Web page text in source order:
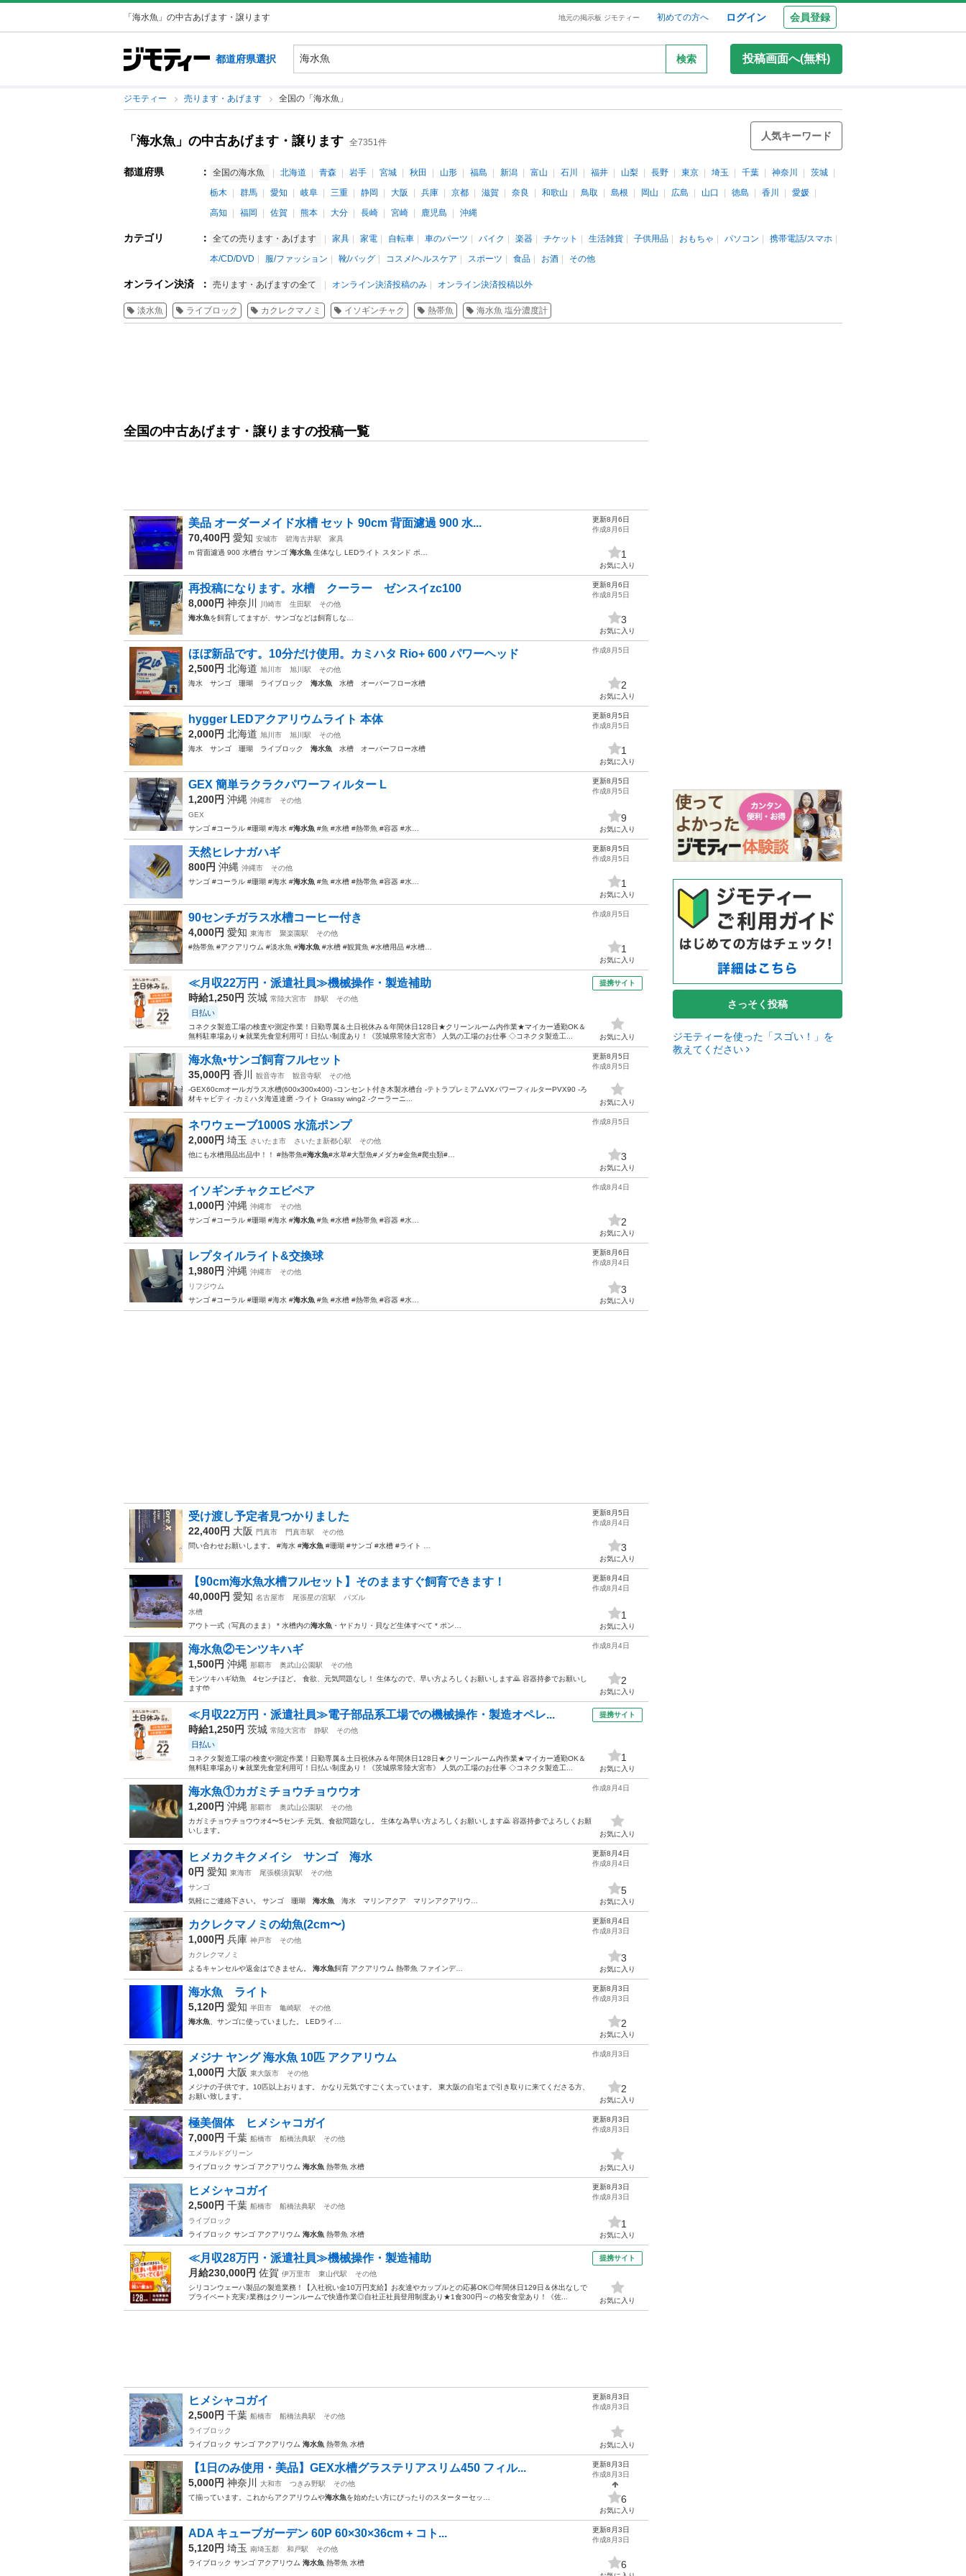
「海水魚」の中古あげます・譲ります 地元の掲示板 ジモティー 初めての方へ ログイン 会員登録
都道府県選択 検索 投稿画面へ(無料)
ジモティー 売ります・あげます 全国の「海水魚」
「海水魚」の中古あげます・譲ります 全7351件
人気キーワード
都道府県 ： 全国の海水魚 北海道 青森 岩手 宮城 秋田 山形 福島 新潟 富山 石川 福井 山梨 長野 東京 埼玉 千葉 神奈川
茨城
栃木
群馬 愛知 岐阜 三重 静岡 大阪 兵庫 京都 滋賀 奈良 和歌山 鳥取 島根 岡山 広島 山口 徳島 香川
愛媛
高知
福岡 佐賀 熊本 大分 長崎 宮崎 鹿児島 沖縄
カテゴリ ： 全ての売ります・あげます 家具 家電 自転車 車のパーツ バイク 楽器 チケット 生活雑貨 子供用品 おもちゃ パソコン
携帯電話/スマホ
本/CD/DVD
服/ファッション 靴/バッグ コスメ/ヘルスケア スポーツ 食品 お酒 その他
オンライン決済 ： 売ります・あげますの全て オンライン決済投稿のみ オンライン決済投稿以外
淡水魚 ライブロック カクレクマノミ イソギンチャク 熱帯魚 海水魚 塩分濃度計
全国の中古あげます・譲りますの投稿一覧
美品 オーダーメイド水槽 セット 90cm 背面濾過 900 水...
70,400円 愛知 安城市 碧海古井駅
家具
m 背面濾過 900 水槽台 サンゴ 海水魚 生体なし LEDライト スタンド ポ…
更新8月6日
作成8月6日
1
お気に入り
再投稿になります。水槽 クーラー ゼンスイzc100
8,000円 神奈川 川崎市 生田駅
その他
海水魚を飼育してますが、サンゴなどは飼育しな…
更新8月6日
作成8月5日
3
お気に入り
ほぼ新品です。10分だけ使用。カミハタ Rio+ 600 パワーヘッド
2,500円 北海道 旭川市 旭川駅
その他
海水 サンゴ 珊瑚 ライブロック 海水魚 水槽 オーバーフロー水槽
作成8月5日
2
お気に入り
hygger LEDアクアリウムライト 本体
2,000円 北海道 旭川市 旭川駅
その他
海水 サンゴ 珊瑚 ライブロック 海水魚 水槽 オーバーフロー水槽
更新8月5日
作成8月5日
1
お気に入り
GEX 簡単ラクラクパワーフィルター L
1,200円 沖縄 沖縄市
その他
GEX
サンゴ #コーラル #珊瑚 #海水 #海水魚 #魚 #水槽 #熱帯魚 #容器 #水…
更新8月5日
作成8月5日
9
お気に入り
天然ヒレナガハギ
800円 沖縄 沖縄市
その他
サンゴ #コーラル #珊瑚 #海水 #海水魚 #魚 #水槽 #熱帯魚 #容器 #水…
更新8月5日
作成8月5日
1
お気に入り
90センチガラス水槽コーヒー付き
4,000円 愛知 東海市 聚楽園駅
その他
#熱帯魚 #アクアリウム #淡水魚 #海水魚 #水槽 #観賞魚 #水槽用品 #水槽…
作成8月5日
1
お気に入り
≪月収22万円・派遣社員≫機械操作・製造補助
時給1,250円 茨城 常陸大宮市 静駅 その他
日払い
コネクタ製造工場の検査や測定作業！日勤専属＆土日祝休み＆年間休日128日★クリーンルーム内作業★マイカー通勤OK＆
無料駐車場あり★就業先食堂利用可！日払い制度あり！《茨城県常陸大宮市》 人気の工場のお仕事 ◇コネクタ製造工...
提携サイト
お気に入り
海水魚•サンゴ飼育フルセット
35,000円 香川 観音寺市 観音寺駅
その他
-GEX60cmオールガラス水槽(600x300x400) -コンセント付き木製水槽台 -テトラプレミアムVXパワーフィルターPVX90 -ろ
材キャビティ -カミハタ海道達磨 -ライト Grassy wing2 -クーラーニ...
更新8月5日
作成8月5日
お気に入り
ネワウェーブ1000S 水流ポンプ
2,000円 埼玉 さいたま市 さいたま新都心駅
その他
他にも水槽用品出品中！！ #熱帯魚#海水魚#水草#大型魚#メダカ#金魚#爬虫類#…
作成8月5日
3
お気に入り
イソギンチャクエビペア
1,000円 沖縄 沖縄市
その他
サンゴ #コーラル #珊瑚 #海水 #海水魚 #魚 #水槽 #熱帯魚 #容器 #水…
作成8月4日
2
お気に入り
レプタイルライト&交換球
1,980円 沖縄 沖縄市
その他
リフジウム
サンゴ #コーラル #珊瑚 #海水 #海水魚 #魚 #水槽 #熱帯魚 #容器 #水…
更新8月6日
作成8月4日
3
お気に入り
受け渡し予定者見つかりました
22,400円 大阪 門真市 門真市駅
その他
問い合わせお願いします。 #海水 #海水魚 #珊瑚 #サンゴ #水槽 #ライト …
更新8月5日
作成8月4日
3
お気に入り
【90cm海水魚水槽フルセット】そのまますぐ飼育できます！
40,000円 愛知 名古屋市 尾張星の宮駅
パズル
水槽
アウト一式（写真のまま） * 水槽内の海水魚 ・ヤドカリ・貝など生体すべて * ポン…
更新8月4日
作成8月4日
1
お気に入り
海水魚②モンツキハギ
1,500円 沖縄 那覇市 奥武山公園駅
その他
モンツキハギ幼魚 4センチほど。 食欲、元気問題なし！ 生体なので、早い方よろしくお願いします🙇 容器持参でお願いし
ます🤲
作成8月4日
2
お気に入り
≪月収22万円・派遣社員≫電子部品系工場での機械操作・製造オペレ...
時給1,250円 茨城 常陸大宮市 静駅 その他
日払い
コネクタ製造工場の検査や測定作業！日勤専属＆土日祝休み＆年間休日128日★クリーンルーム内作業★マイカー通勤OK＆
無料駐車場あり★就業先食堂利用可！日払い制度あり！《茨城県常陸大宮市》 人気の工場のお仕事 ◇コネクタ製造工...
提携サイト
1
お気に入り
海水魚①カガミチョウチョウウオ
1,200円 沖縄 那覇市 奥武山公園駅
その他
カガミチョウチョウウオ4〜5センチ 元気、食欲問題なし。 生体な為早い方よろしくお願いします🙇 容器持参でよろしくお願
いします。
作成8月4日
お気に入り
ヒメカクキクメイシ サンゴ 海水
0円 愛知 東海市 尾張横須賀駅
その他
サンゴ
気軽にご連絡下さい。 サンゴ 珊瑚 海水魚 海水 マリンアクア マリンアクアリウ…
更新8月4日
作成8月4日
5
お気に入り
カクレクマノミの幼魚(2cm〜)
1,000円 兵庫 神戸市
その他
カクレクマノミ
よるキャンセルや返金はできません。 海水魚飼育 アクアリウム 熱帯魚 ファインデ…
更新8月4日
作成8月3日
3
お気に入り
海水魚 ライト
5,120円 愛知 半田市 亀崎駅
その他
海水魚 、サンゴに使っていました。 LEDライ…
更新8月3日
作成8月3日
2
お気に入り
メジナ ヤング 海水魚 10匹 アクアリウム
1,000円 大阪 東大阪市
その他
メジナの子供です。10匹以上おります。 かなり元気ですごく太っています。 東大阪の自宅まで引き取りに来てくださる方、
お願い致します。
作成8月3日
2
お気に入り
極美個体 ヒメシャコガイ
7,000円 千葉 船橋市 船橋法典駅
その他
エメラルドグリーン
ライブロック サンゴ アクアリウム 海水魚 熱帯魚 水槽
更新8月3日
作成8月3日
お気に入り
ヒメシャコガイ
2,500円 千葉 船橋市 船橋法典駅
その他
ライブロック
ライブロック サンゴ アクアリウム 海水魚 熱帯魚 水槽
更新8月3日
作成8月3日
1
お気に入り
≪月収28万円・派遣社員≫機械操作・製造補助
月給230,000円 佐賀 伊万里市 東山代駅
その他
シリコンウェーハ製品の製造業務！【入社祝い金10万円支給】お友達やカップルとの応募OK◎年間休日129日＆休出なしで
プライベート充実♪業務はクリーンルームで快適作業◎自社正社員登用制度あり★1食300円～の格安食堂あり！《佐...
提携サイト
お気に入り
ヒメシャコガイ
2,500円 千葉 船橋市 船橋法典駅
その他
ライブロック
ライブロック サンゴ アクアリウム 海水魚 熱帯魚 水槽
更新8月3日
作成8月3日
お気に入り
【1日のみ使用・美品】GEX水槽グラステリアスリム450 フィル...
5,000円 神奈川 大和市 つきみ野駅
その他
て揃っています。これからアクアリウムや海水魚を始めたい方にぴったりのスターターセッ…
更新8月3日
作成8月3日
6
お気に入り
ADA キューブガーデン 60P 60×30×36cm + コト...
5,120円 埼玉 南埼玉郡 和戸駅
その他
ライブロック サンゴ アクアリウム 海水魚 熱帯魚 水槽
更新8月3日
作成8月3日
6
さっそく投稿
ジモティーを使った「スゴい！」を
教えてください